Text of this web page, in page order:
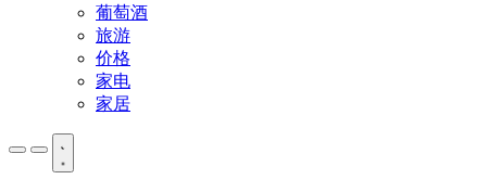
葡萄酒
旅游
价格
家电
家居